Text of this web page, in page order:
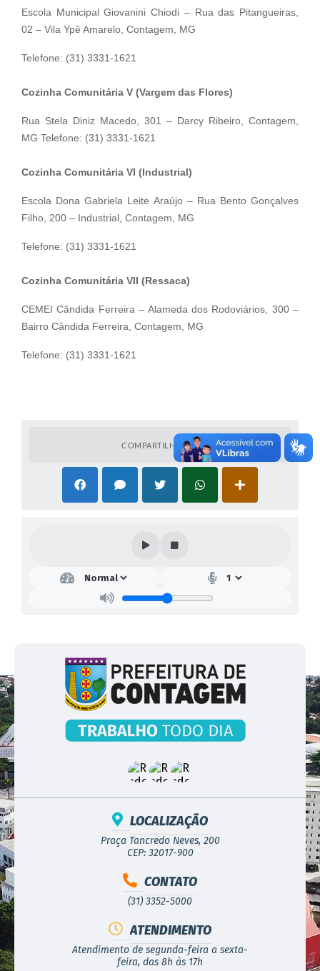
Escola Municipal Giovanini Chiodi – Rua das Pitangueiras,
02 – Vila Ypê Amarelo, Contagem, MG
Telefone: (31) 3331-1621
Cozinha Comunitária V (Vargem das Flores)
Rua Stela Diniz Macedo, 301 – Darcy Ribeiro, Contagem,
MG Telefone: (31) 3331-1621
Cozinha Comunitária VI (Industrial)
Escola Dona Gabriela Leite Araújo – Rua Bento Gonçalves
Filho, 200 – Industrial, Contagem, MG
Telefone: (31) 3331-1621
Cozinha Comunitária VII (Ressaca)
CEMEI Cândida Ferreira – Alameda dos Rodoviários, 300 –
Bairro Cândida Ferreira, Contagem, MG
Telefone: (31) 3331-1621
COMPARTILHAR
LOCALIZAÇÃO
Praça Tancredo Neves, 200
CEP: 32017-900
CONTATO
(31) 3352-5000
ATENDIMENTO
Atendimento de segunda-feira a sexta-
feira, das 8h às 17h